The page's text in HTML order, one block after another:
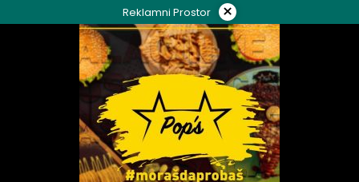
to
Reklamni Prostor ×